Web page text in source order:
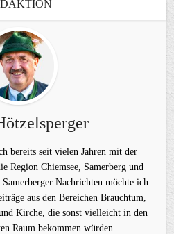
bereits seit vielen Jahren mit der
Region Chiemsee, Samerberg und
Nachrichten möchte ich
aus den Bereichen Brauchtum,
Kirche, die sonst vielleicht in den
Raum bekommen würden.